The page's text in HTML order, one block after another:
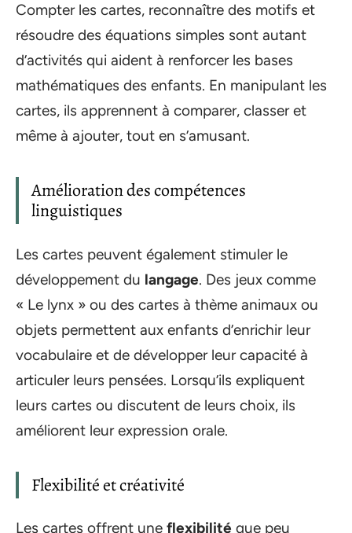
Compter les cartes, reconnaître des motifs et
résoudre des équations simples sont autant
d’activités qui aident à renforcer les bases
mathématiques des enfants. En manipulant les
cartes, ils apprennent à comparer, classer et
même à ajouter, tout en s’amusant.
Amélioration des compétences
linguistiques
Les cartes peuvent également stimuler le
développement du langage. Des jeux comme
« Le lynx » ou des cartes à thème animaux ou
objets permettent aux enfants d’enrichir leur
vocabulaire et de développer leur capacité à
articuler leurs pensées. Lorsqu’ils expliquent
leurs cartes ou discutent de leurs choix, ils
améliorent leur expression orale.
Flexibilité et créativité
Les cartes offrent une flexibilité que peu